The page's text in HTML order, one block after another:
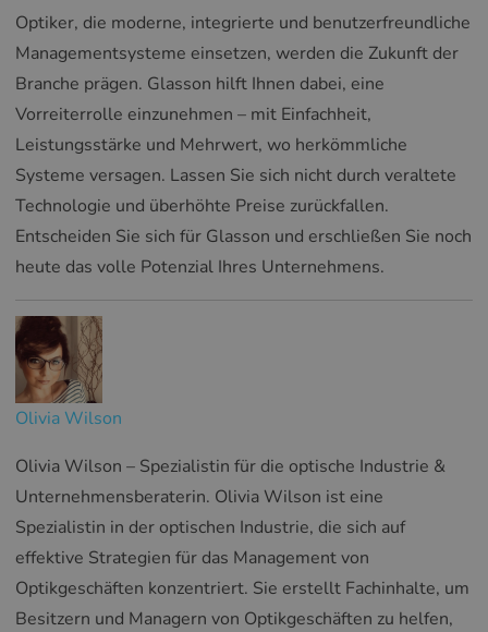
Optiker, die moderne, integrierte und benutzerfreundliche
Managementsysteme einsetzen, werden die Zukunft der
Branche prägen. Glasson hilft Ihnen dabei, eine
Vorreiterrolle einzunehmen – mit Einfachheit,
Leistungsstärke und Mehrwert, wo herkömmliche
Systeme versagen. Lassen Sie sich nicht durch veraltete
Technologie und überhöhte Preise zurückfallen.
Entscheiden Sie sich für Glasson und erschließen Sie noch
heute das volle Potenzial Ihres Unternehmens.
Olivia Wilson
Olivia Wilson – Spezialistin für die optische Industrie &
Unternehmensberaterin. Olivia Wilson ist eine
Spezialistin in der optischen Industrie, die sich auf
effektive Strategien für das Management von
Optikgeschäften konzentriert. Sie erstellt Fachinhalte, um
Besitzern und Managern von Optikgeschäften zu helfen,